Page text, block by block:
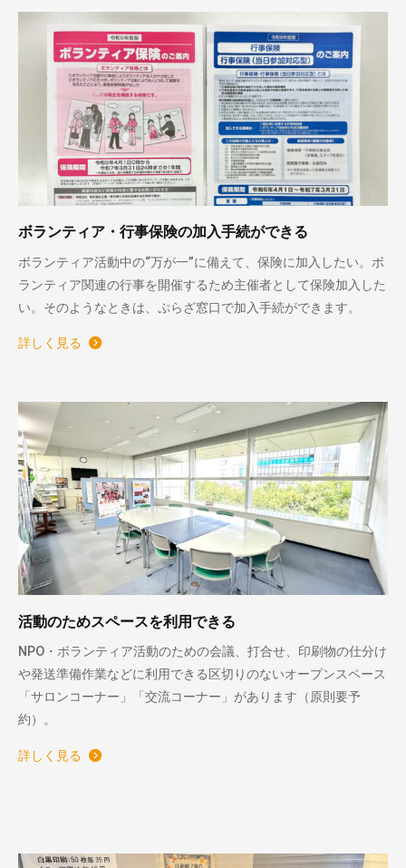
ボランティア・行事保険の加入手続ができる
ボランティア活動中の“万が一”に備えて、保険に加入したい。ボ
ランティア関連の行事を開催するため主催者として保険加入した
い。そのようなときは、ぷらざ窓口で加入手続ができます。
詳しく見る
活動のためスペースを利用できる
NPO・ボランティア活動のための会議、打合せ、印刷物の仕分け
や発送準備作業などに利用できる区切りのないオープンスペース
「サロンコーナー」「交流コーナー」があります（原則要予
約）。
詳しく見る